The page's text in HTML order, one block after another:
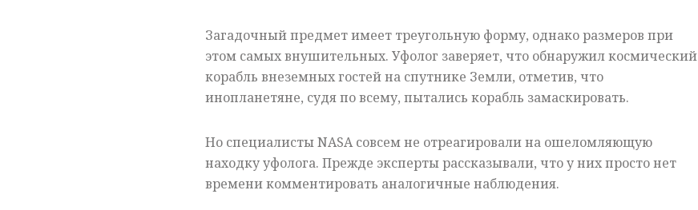
Загадочный предмет имеет треугольную форму, однако размеров при
этом самых внушительных. Уфолог заверяет, что обнаружил космический
корабль внеземных гостей на спутнике Земли, отметив, что
инопланетяне, судя по всему, пытались корабль замаскировать.
Но специалисты NASA совсем не отреагировали на ошеломляющую
находку уфолога. Прежде эксперты рассказывали, что у них просто нет
времени комментировать аналогичные наблюдения.